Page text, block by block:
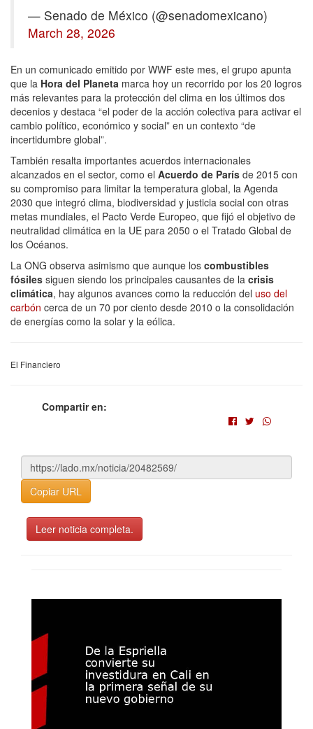
— Senado de México (@senadomexicano)
March 28, 2026
En un comunicado emitido por WWF este mes, el grupo apunta
que la Hora del Planeta marca hoy un recorrido por los 20 logros
más relevantes para la protección del clima en los últimos dos
decenios y destaca “el poder de la acción colectiva para activar el
cambio político, económico y social” en un contexto “de
incertidumbre global”.
También resalta importantes acuerdos internacionales
alcanzados en el sector, como el Acuerdo de París de 2015 con
su compromiso para limitar la temperatura global, la Agenda
2030 que integró clima, biodiversidad y justicia social con otras
metas mundiales, el Pacto Verde Europeo, que fijó el objetivo de
neutralidad climática en la UE para 2050 o el Tratado Global de
los Océanos.
La ONG observa asimismo que aunque los combustibles
fósiles siguen siendo los principales causantes de la crisis
climática, hay algunos avances como la reducción del uso del
carbón cerca de un 70 por ciento desde 2010 o la consolidación
de energías como la solar y la eólica.
El Financiero
Compartir en:
Copiar URL
Leer noticia completa.